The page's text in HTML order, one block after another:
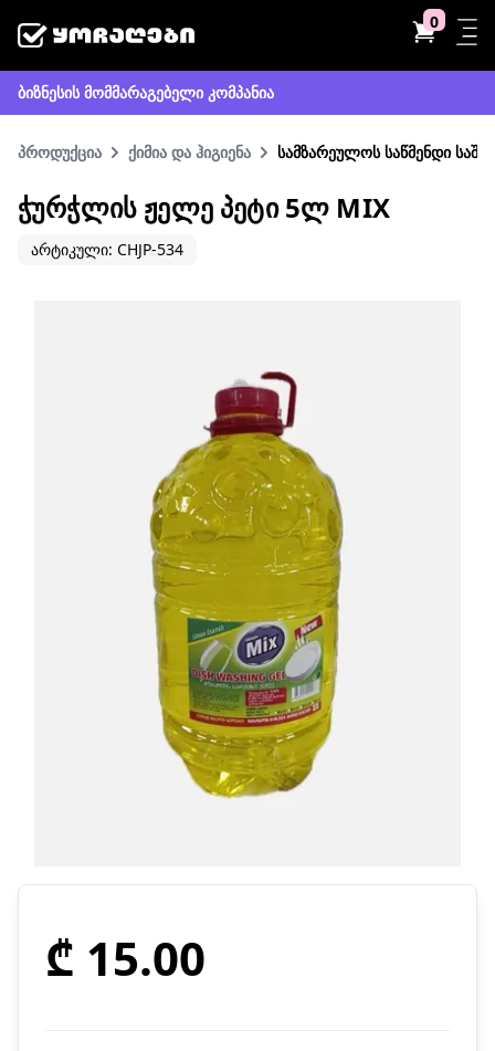
0
ბიზნესის მომმარაგებელი კომპანია
პროდუქცია ქიმია და ჰიგიენა სამზარეულოს საწმენდი
ᲭᲣᲠᲭᲚᲘᲡ ᲟᲔᲚᲔ ᲞᲔᲢᲘ 5Ლ MIX
არტიკული: CHJP-534
₾ 15.00